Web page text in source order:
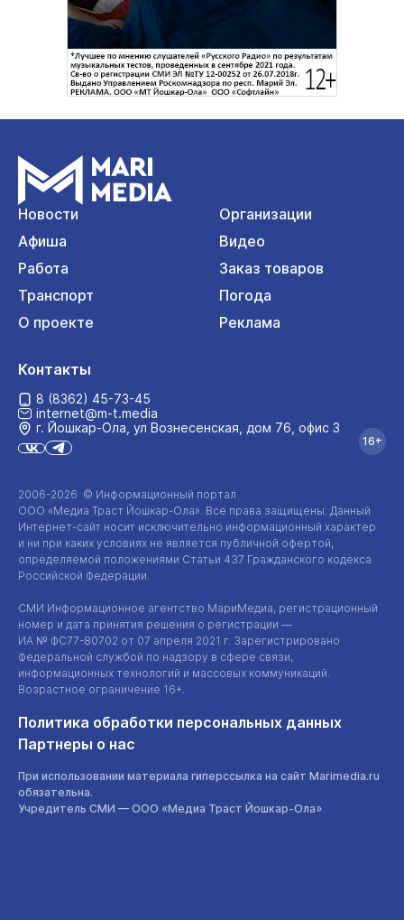
Новости
Организации
Афиша
Видео
Работа
Заказ товаров
Транспорт
Погода
О проекте
Реклама
2006-2026 © Информационный портал
ООО «Медиа Траст Йошкар-Ола». Все права защищены. Данный
Интернет-сайт носит исключительно информационный характер
и ни при каких условиях не является публичной офертой,
определяемой положениями Статьи 437 Гражданского кодекса
Российской Федерации.
СМИ Информационное агентство МариМедиа, регистрационный
номер и дата принятия решения о регистрации —
ИА № ФС77-80702 от 07 апреля 2021 г. Зарегистрировано
Федеральной службой по надзору в сфере связи,
информационных технологий и массовых коммуникаций.
Возрастное ограничение 16+.
Политика обработки персональных данных
Партнеры о нас
При использовании материала гиперссылка на сайт Marimedia.ru
обязательна.
Учредитель СМИ — ООО «Медиа Траст Йошкар-Ола»
Контакты
8 (8362) 45-73-45
internet@m-t.media
г. Йошкар‑Ола, ул Вознесенская, дом 76, офис 3
16+